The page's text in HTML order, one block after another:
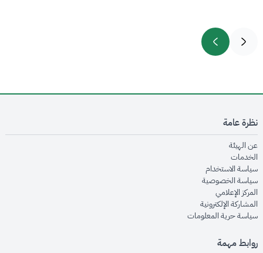
نظرة عامة
عن الهيئةopens in new window
الخدماتopens in new window
سياسة الاستخدام
سياسة الخصوصيةopens in new window
المركز الإعلاميopens in new window
المشاركة الإلكترونيةopens in new window
سياسة حرية المعلوماتopens in new window
روابط مهمة